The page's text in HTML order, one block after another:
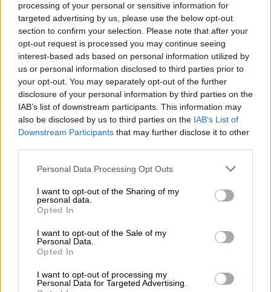
processing of your personal or sensitive information for
targeted advertising by us, please use the below opt-out
section to confirm your selection. Please note that after your
opt-out request is processed you may continue seeing
interest-based ads based on personal information utilized by
us or personal information disclosed to third parties prior to
your opt-out. You may separately opt-out of the further
disclosure of your personal information by third parties on the
IAB’s list of downstream participants. This information may
also be disclosed by us to third parties on the IAB’s List of
Downstream Participants that may further disclose it to other
Please note that this website/app uses one or more Google
not limited to your visit or usage behaviour. You may click to
grant or deny consent to Google and its third-party tags to
use your data for below specified purposes in below Google
consent section.
Personal Data Processing Opt Outs
I want to opt-out of the Sharing of my
personal data.
Opted In
I want to opt-out of the Sale of my
Personal Data.
Opted In
I want to opt-out of processing my
Personal Data for Targeted Advertising.
Συνταγές|29.05.2024 07:40
τη μέση του τραπεζιού
ζεστών ημερών, τα πάνε περίφημα με
παγωμένες μπίρες και δροσερο, λευκό